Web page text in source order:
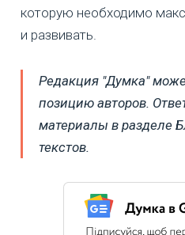
которую необходимо
и развивать.
Редакция "Думка"
позицию авторов.
материалы в разделе
текстов.